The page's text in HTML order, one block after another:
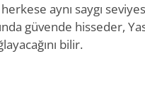
aynı saygı
güvende hisseder,
bilir.